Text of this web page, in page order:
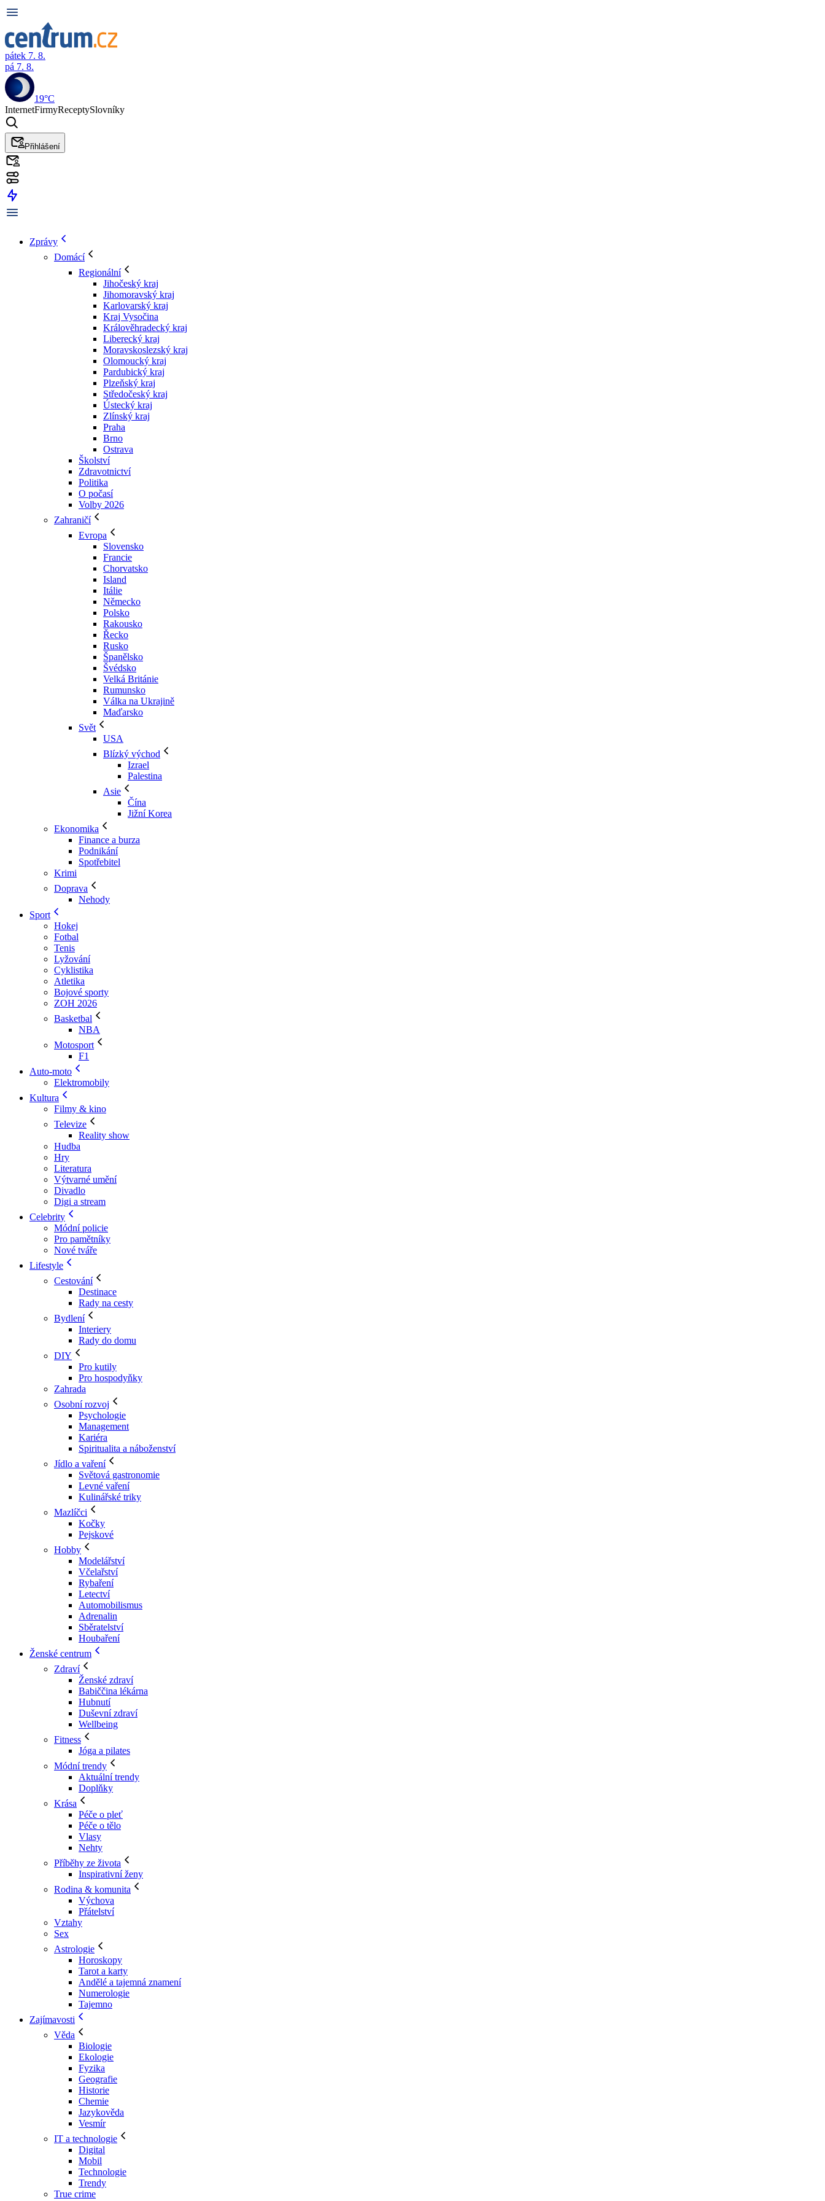
pátek 7. 8.
pá 7. 8.
19°C
InternetFirmyReceptySlovníky
Přihlášení
Zprávy
Domácí
Regionální
Jihočeský kraj
Jihomoravský kraj
Karlovarský kraj
Kraj Vysočina
Králověhradecký kraj
Liberecký kraj
Moravskoslezský kraj
Olomoucký kraj
Pardubický kraj
Plzeňský kraj
Středočeský kraj
Ústecký kraj
Zlínský kraj
Praha
Brno
Ostrava
Školství
Zdravotnictví
Politika
O počasí
Volby 2026
Zahraničí
Evropa
Slovensko
Francie
Chorvatsko
Island
Itálie
Německo
Polsko
Rakousko
Řecko
Rusko
Španělsko
Švédsko
Velká Británie
Rumunsko
Válka na Ukrajině
Maďarsko
Svět
USA
Blízký východ
Izrael
Palestina
Asie
Čína
Jižní Korea
Ekonomika
Finance a burza
Podnikání
Spotřebitel
Krimi
Doprava
Nehody
Sport
Hokej
Fotbal
Tenis
Lyžování
Cyklistika
Atletika
Bojové sporty
ZOH 2026
Basketbal
NBA
Motosport
F1
Auto-moto
Elektromobily
Kultura
Filmy & kino
Televize
Reality show
Hudba
Hry
Literatura
Výtvarné umění
Divadlo
Digi a stream
Celebrity
Módní policie
Pro pamětníky
Nové tváře
Lifestyle
Cestování
Destinace
Rady na cesty
Bydlení
Interiery
Rady do domu
DIY
Pro kutily
Pro hospodyňky
Zahrada
Osobní rozvoj
Psychologie
Management
Kariéra
Spiritualita a náboženství
Jídlo a vaření
Světová gastronomie
Levné vaření
Kulinářské triky
Mazlíčci
Kočky
Pejskové
Hobby
Modelářství
Včelařství
Rybaření
Letectví
Automobilismus
Adrenalin
Sběratelství
Houbaření
Ženské centrum
Zdraví
Ženské zdraví
Babiččina lékárna
Hubnutí
Duševní zdraví
Wellbeing
Fitness
Jóga a pilates
Módní trendy
Aktuální trendy
Doplňky
Krása
Péče o pleť
Péče o tělo
Vlasy
Nehty
Příběhy ze života
Inspirativní ženy
Rodina & komunita
Výchova
Přátelství
Vztahy
Sex
Astrologie
Horoskopy
Tarot a karty
Andělé a tajemná znamení
Numerologie
Tajemno
Zajímavosti
Věda
Biologie
Ekologie
Fyzika
Geografie
Historie
Chemie
Jazykověda
Vesmír
IT a technologie
Digital
Mobil
Technologie
Trendy
True crime